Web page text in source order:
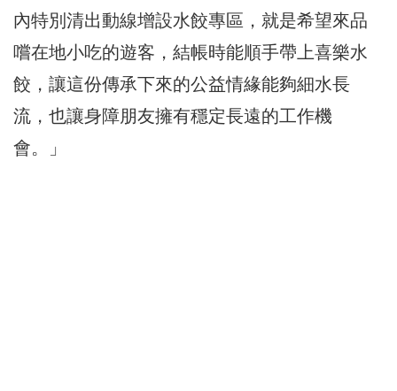
內特別清出動線增設水餃專區，就是希望來品
嚐在地小吃的遊客，結帳時能順手帶上喜樂水
餃，讓這份傳承下來的公益情緣能夠細水長
流，也讓身障朋友擁有穩定長遠的工作機
會。」